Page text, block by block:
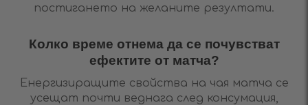
постигането на желаните резултати.
Колко време отнема да се почувстват
ефектите от матча?
Енергизиращите свойства на чая матча се
усещат почти веднага след консумация,